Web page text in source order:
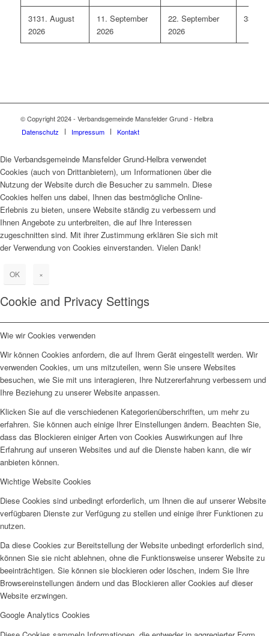
3131. August
2026
11. September
2026
22. September
2026
33.
© Copyright 2024 - Verbandsgemeinde Mansfelder Grund - Helbra
Datenschutz
Impressum Kontakt
Die Verbandsgemeinde Mansfelder Grund-Helbra verwendet
Cookies (auch von Drittanbietern), um Informationen über die
Nutzung der Website durch die Besucher zu sammeln. Diese
Cookies helfen uns dabei, Ihnen das bestmögliche Online-
Erlebnis zu bieten, unsere Website ständig zu verbessern und
Ihnen Angebote zu unterbreiten, die auf Ihre Interessen
zugeschnitten sind. Mit ihrer Zustimmung erklären Sie sich mit
der Verwendung von Cookies einverstanden. Vielen Dank!
OK ×
Cookie and Privacy Settings
Wie wir Cookies verwenden
Wir können Cookies anfordern, die auf Ihrem Gerät eingestellt werden. Wir
verwenden Cookies, um uns mitzuteilen, wenn Sie unsere Websites
besuchen, wie Sie mit uns interagieren, Ihre Nutzererfahrung verbessern und
Ihre Beziehung zu unserer Website anpassen.
Klicken Sie auf die verschiedenen Kategorienüberschriften, um mehr zu
erfahren. Sie können auch einige Ihrer Einstellungen ändern. Beachten Sie,
dass das Blockieren einiger Arten von Cookies Auswirkungen auf Ihre
Erfahrung auf unseren Websites und auf die Dienste haben kann, die wir
anbieten können.
Wichtige Website Cookies
Diese Cookies sind unbedingt erforderlich, um Ihnen die auf unserer Website
verfügbaren Dienste zur Verfügung zu stellen und einige ihrer Funktionen zu
nutzen.
Da diese Cookies zur Bereitstellung der Website unbedingt erforderlich sind,
können Sie sie nicht ablehnen, ohne die Funktionsweise unserer Website zu
beeinträchtigen. Sie können sie blockieren oder löschen, indem Sie Ihre
Browsereinstellungen ändern und das Blockieren aller Cookies auf dieser
Website erzwingen.
Google Analytics Cookies